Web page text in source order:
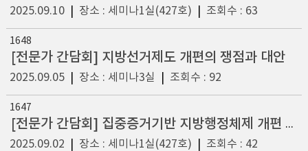
2025.09.10| 장소 : 세미나1실(427호) 조회수 : 63
1648
[전문가 간담회] 지방선거제도 개편의 쟁점과 대안
2025.09.05| 장소 : 세미나3실 조회수 : 92
1647
[전문가 간담회] 집중증거기반 지방행정체제 개편 방향과 외국사례의 시사점
2025.09.02
장소 : 세미나1실(427호) 조회수 : 42